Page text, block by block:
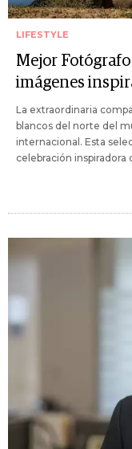
LIFESTYLE
Mejor
imágenes
La extraordinaria
blancos del norte del
internacional. Esta
celebración inspiradora